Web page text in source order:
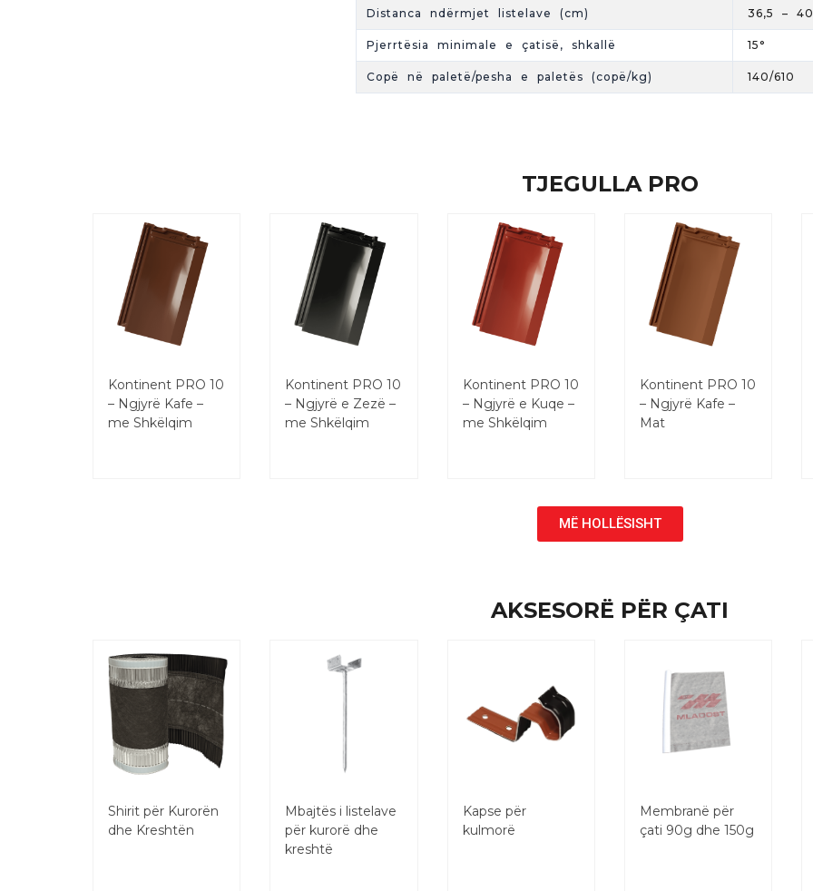
Distanca ndërmjet listelave (cm) 36,5 –
Pjerrtësia minimale e çatisë, shkallë 15°
Copë në paletë/pesha e paletës (copë/kg) 140/610
TJEGULLA PRO
Kontinent PRO 10
– Ngjyrë Kafe –
me Shkëlqim
Kontinent PRO 10
– Ngjyrë e Zezë –
me Shkëlqim
Kontinent PRO 10
– Ngjyrë e Kuqe –
me Shkëlqim
Kontinent PRO 10
– Ngjyrë Kafe –
Mat
MË HOLLËSISHT
AKSESORË PËR ÇATI
Shirit për Kurorën
dhe Kreshtën
Mbajtës i listelave
për kurorë dhe
kreshtë
Kapse për
kulmorë
Membranë për
çati 90g dhe 150g